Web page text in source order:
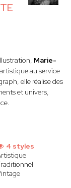
Marie-
au service
elle réalise des
et univers,
4 styles